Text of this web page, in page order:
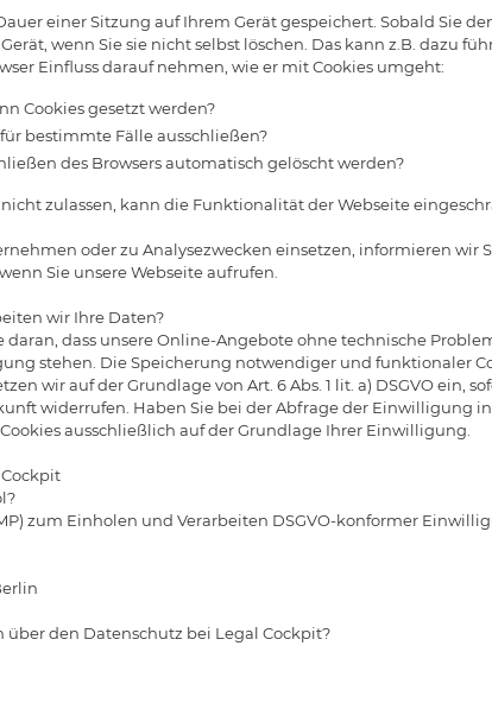
einer Sitzung auf Ihrem Gerät gespeichert. Sobald Sie
wenn Sie sie nicht selbst löschen. Das kann z.B. dazu
Einfluss darauf nehmen, wie er mit Cookies umgeht:
Cookies gesetzt werden?
bestimmte Fälle ausschließen?
des Browsers automatisch gelöscht werden?
zulassen, kann die Funktionalität der Webseite
oder zu Analysezwecken einsetzen, informieren
Sie unsere Webseite aufrufen.
wir Ihre Daten?
daran, dass unsere Online-Angebote ohne technische
stehen. Die Speicherung notwendiger und funktionaler
wir auf der Grundlage von Art. 6 Abs. 1 lit. a) DSGVO
widerrufen. Haben Sie bei der Abfrage der Einwilligung
ausschließlich auf der Grundlage Ihrer Einwilligung.
zum Einholen und Verarbeiten DSGVO-konformer
den Datenschutz bei Legal Cockpit?